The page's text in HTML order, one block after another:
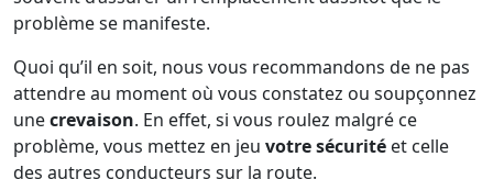
problème se manifeste.
Quoi qu’il en soit, nous vous recommandons de ne pas
attendre au moment où vous constatez ou soupçonnez
unecrevaison. En effet, si vous roulez malgré ce
problème, vous mettez en jeu votre sécurité et celle
des autres conducteurs sur la route.